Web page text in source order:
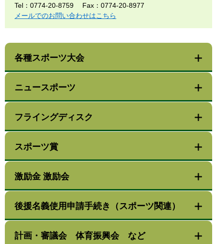
Tel：0774-20-8759
Fax：0774-20-8977
メールでのお問い合わせはこちら
各種スポーツ大会
ニュースポーツ
フライングディスク
スポーツ賞
激励金 激励会
後援名義使用申請手続き（スポーツ関連）
計画・審議会 体育振興会 など